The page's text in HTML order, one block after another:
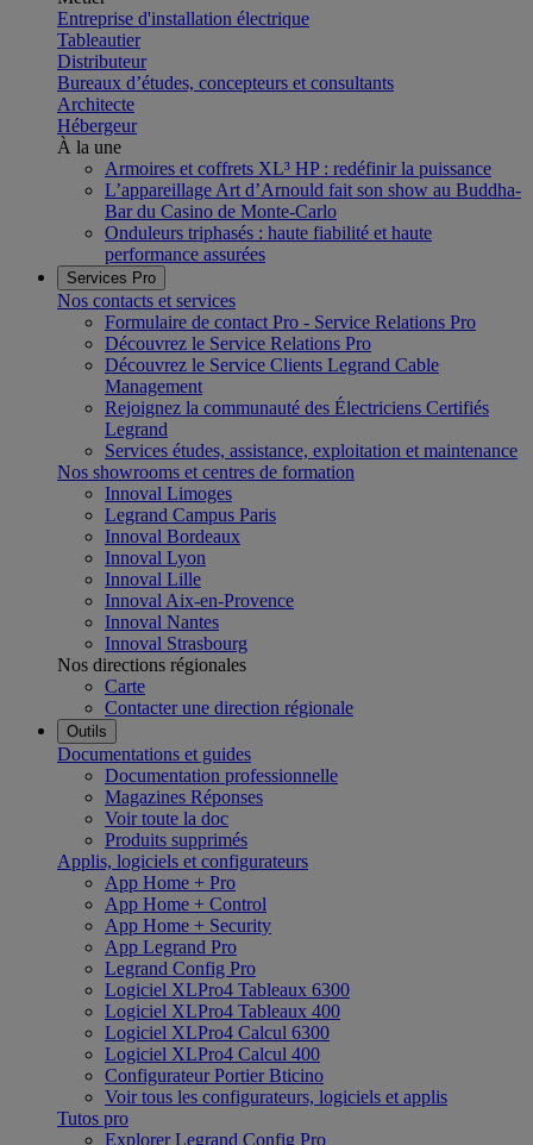
Entreprise d'installation électrique
Tableautier
Distributeur
Bureaux d’études, concepteurs et consultants
Architecte
Hébergeur
À la une
Armoires et coffrets XL³ HP : redéfinir la puissance
L’appareillage Art d’Arnould fait son show au Buddha-
Bar du Casino de Monte-Carlo
Onduleurs triphasés : haute fiabilité et haute
performance assurées
Services Pro
Nos contacts et services
Formulaire de contact Pro - Service Relations Pro
Découvrez le Service Relations Pro
Découvrez le Service Clients Legrand Cable
Management
Rejoignez la communauté des Électriciens Certifiés
Legrand
Services études, assistance, exploitation et maintenance
Nos showrooms et centres de formation
Innoval Limoges
Legrand Campus Paris
Innoval Bordeaux
Innoval Lyon
Innoval Lille
Innoval Aix-en-Provence
Innoval Nantes
Innoval Strasbourg
Nos directions régionales
Carte
Contacter une direction régionale
Outils
Documentations et guides
Documentation professionnelle
Magazines Réponses
Voir toute la doc
Produits supprimés
Applis, logiciels et configurateurs
App Home + Pro
App Home + Control
App Home + Security
App Legrand Pro
Legrand Config Pro
Logiciel XLPro4 Tableaux 6300
Logiciel XLPro4 Tableaux 400
Logiciel XLPro4 Calcul 6300
Logiciel XLPro4 Calcul 400
Configurateur Portier Bticino
Voir tous les configurateurs, logiciels et applis
Tutos pro
Explorer Legrand Config Pro